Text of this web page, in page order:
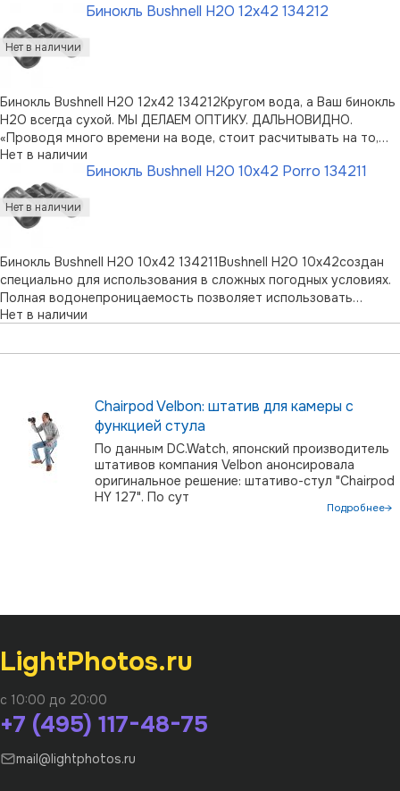
Бинокль Bushnell H2O 12x42 134212
Бинокль Bushnell H2O 12x42 134212Кругом вода, а Ваш бинокль
H2O всегда сухой. МЫ ДЕЛАЕМ ОПТИКУ. ДАЛЬНОВИДНО.
«Проводя много времени на воде, стоит расчитывать на то,
что моё оборудование проведёт некоторое время в ней». Эта
мысль возникает у многих. И что??!! Бинокли серии H20
оснащены уплотнительны …
Нет в наличии
Бинокль Bushnell H2O 10x42 Porro 134211
Бинокль Bushnell H2O 10x42 134211Bushnell H2O 10x42создан
специально для использования в сложных погодных условиях.
Полная водонепроницаемость позволяет использовать
бинокль в дождливую погоду и выдерживать кратковременное
делая данную превос …
Нет в наличии
Chairpod Velbon: штатив для камеры с
функцией стула
По данным DC.Watch, японский производитель
штативов компания Velbon анонсировала
оригинальное решение: штативо-стул "Chairpod
HY 127". По сут
Подробнее→
LightPhotos.ru
с 10:00 до 20:00
+7 (495) 117-48-75
mail@lightphotos.ru